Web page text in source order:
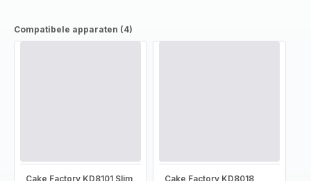
Compatibele apparaten (4)
Cake Factory KD8101 Slim
Cake Factory KD8018